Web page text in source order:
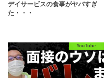
デイサービスの食事がヤバすぎ
た・・・
YouTube